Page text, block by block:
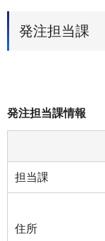
発注担当課
発注担当課情報
担当課
住所